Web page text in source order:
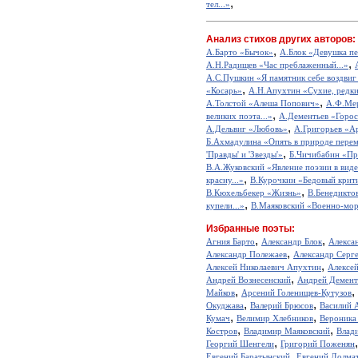
тел...»,
Анализ стихов других авторов:
А.Барто «Бычок», А.Блок «Девушка
А.Н.Радищев «Час преблаженный...»,
А.С.Пушкин «Я памятник себе
«Косарь», А.Н.Апухтин «Сухие,
А.Толстой «Алеша Попович»,
великих поэта...», А.Дементьев
А.Дельвиг «Любовь», А.Григорьев
Б.Ахмадулина «Опять в природе
'Правды' и 'Звезды'», Б.Чичибабин
В.А.Жуковский «Явление поэзии в
красну...», В.Курочкин «Бедовый
В.Кюхельбекер «Жизнь»,
купели...», В.Маяковский «Военно-
Избранные поэты:
Агния Барто, Александр Блок,
Александр Полежаев, Александр
Алексей Николаевич Апухтин,
Андрей Вознесенский, Андрей
Майков, Арсений Голенищев-Кутузов,
Окуджава, Валерий Брюсов, Василий
Кумач, Велимир Хлебников,
Костров, Владимир Маяковский,
Георгий Шенгели, Григорий Поженян